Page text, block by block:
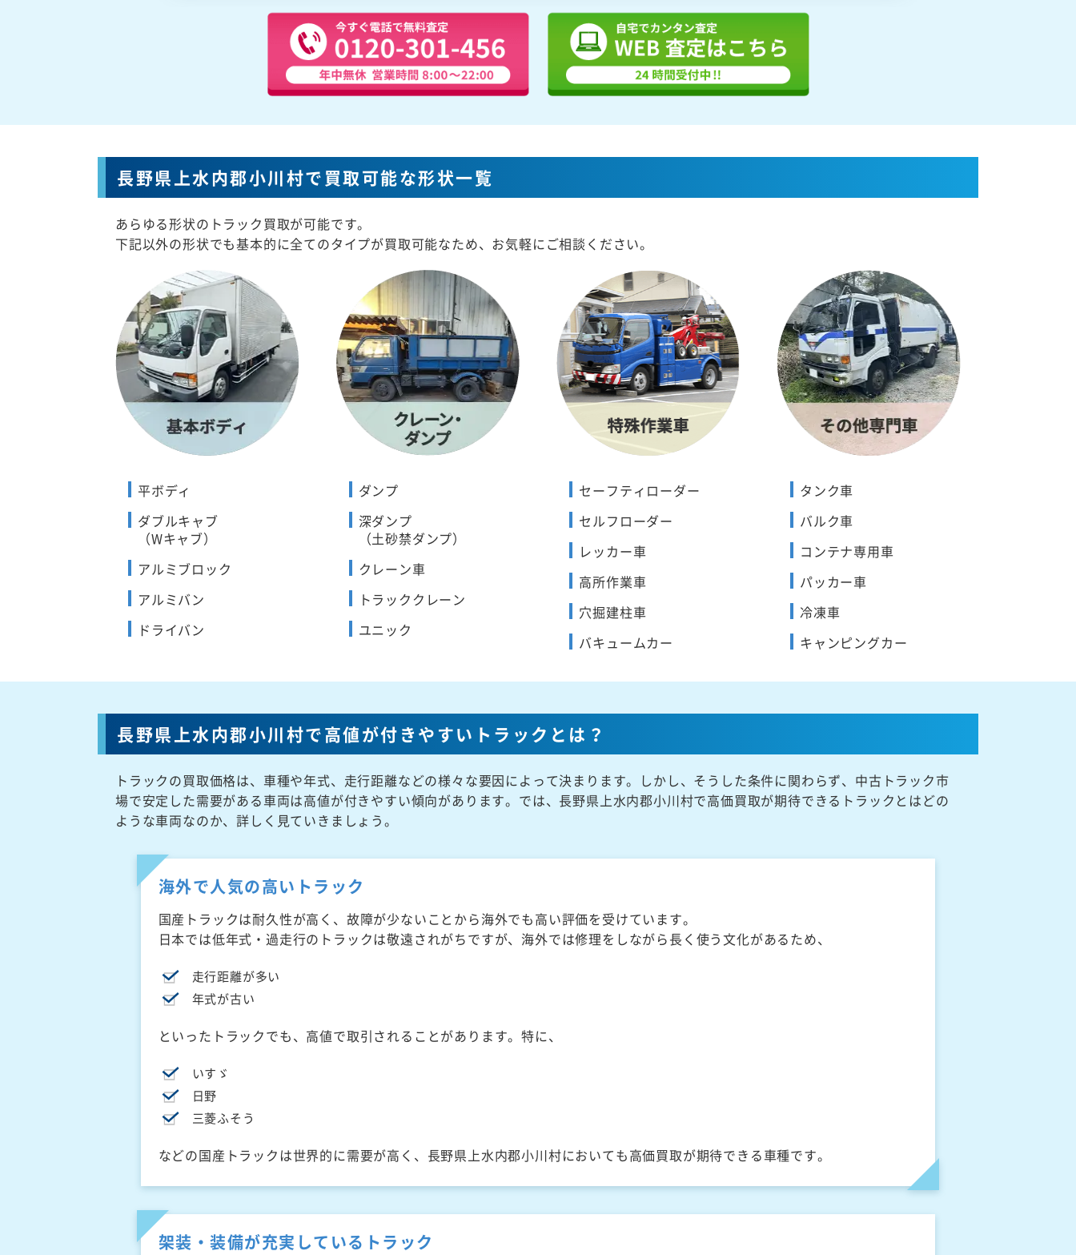
長野県上水内郡小川村で買取可能な形状一覧
あらゆる形状のトラック買取が可能です。
下記以外の形状でも基本的に全てのタイプが買取可能なため、お気軽にご相談ください。
平ボディ
ダブルキャブ
（Wキャブ）
アルミブロック
アルミバン
ドライバン
ダンプ
深ダンプ
（土砂禁ダンプ）
クレーン車
トラッククレーン
ユニック
セーフティローダー
セルフローダー
レッカー車
高所作業車
穴掘建柱車
バキュームカー
タンク車
バルク車
コンテナ専用車
パッカー車
冷凍車
キャンピングカー
長野県上水内郡小川村で高値が付きやすいトラックとは？
トラックの買取価格は、車種や年式、走行距離などの様々な要因によって決まります。しかし、そうした条件に関わらず、中古トラック市
場で安定した需要がある車両は高値が付きやすい傾向があります。では、長野県上水内郡小川村で高価買取が期待できるトラックとはどの
ような車両なのか、詳しく見ていきましょう。
海外で人気の高いトラック
国産トラックは耐久性が高く、故障が少ないことから海外でも高い評価を受けています。
日本では低年式・過走行のトラックは敬遠されがちですが、海外では修理をしながら長く使う文化があるため、
走行距離が多い
年式が古い
といったトラックでも、高値で取引されることがあります。特に、
いすゞ
日野
三菱ふそう
などの国産トラックは世界的に需要が高く、長野県上水内郡小川村においても高価買取が期待できる車種です。
架装・装備が充実しているトラック